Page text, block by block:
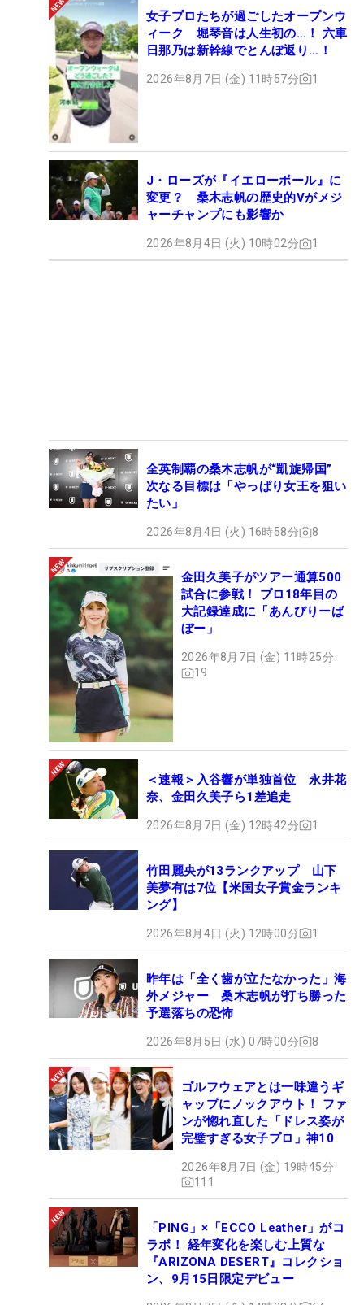
女子プロたちが過ごしたオープンウ
ィーク 堀琴音は人生初の…！ 六車
日那乃は新幹線でとんぼ返り…！
2026年8月7日 (金) 11時57分 1
J・ローズが『イエローボール』に
変更？ 桑木志帆の歴史的Vがメジ
ャーチャンプにも影響か
2026年8月4日 (火) 10時02分 1
全英制覇の桑木志帆が“凱旋帰国”
次なる目標は「やっぱり女王を狙い
たい」
2026年8月4日 (火) 16時58分 8
金田久美子がツアー通算500
試合に参戦！ プロ18年目の
大記録達成に「あんびりーば
ぼー」
2026年8月7日 (金) 11時25分
19
＜速報＞入谷響が単独首位 永井花
奈、金田久美子ら1差追走
2026年8月7日 (金) 12時42分 1
竹田麗央が13ランクアップ 山下
美夢有は7位【米国女子賞金ランキ
ング】
2026年8月4日 (火) 12時00分 1
昨年は「全く歯が立たなかった」海
外メジャー 桑木志帆が打ち勝った
予選落ちの恐怖
2026年8月5日 (水) 07時00分 8
ゴルフウェアとは一味違うギ
ャップにノックアウト！ ファ
ンが惚れ直した「ドレス姿が
完璧すぎる女子プロ」神10
2026年8月7日 (金) 19時45分
111
「PING」×「ECCO Leather」がコ
ラボ！ 経年変化を楽しむ上質な
『ARIZONA DESERT』コレクショ
ン、9月15日限定デビュー